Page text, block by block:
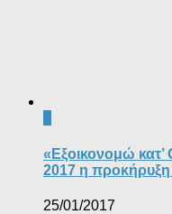
«Εξοικονομώ
2017 η προκήρυξη
25/01/2017